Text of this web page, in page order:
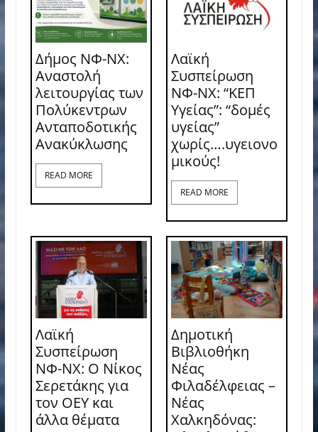
Δήμος ΝΦ-ΝΧ:
Αναστολή
λειτουργίας των
Πολύκεντρων
Ανταποδοτικής
Ανακύκλωσης
READ MORE
Λαϊκή
Συσπείρωση
ΝΦ-ΝΧ: “ΚΕΠ
Υγείας”: “δομές
υγείας”
χωρίς….υγειονο
μικούς!
READ MORE
Λαϊκή
Συσπείρωση
ΝΦ-ΝΧ: O Νίκος
Σερετάκης για
τον ΟΕΥ και
άλλα θέματα
Δημοτική
Βιβλιοθήκη
Νέας
Φιλαδέλφειας –
Νέας
Χαλκηδόνας: